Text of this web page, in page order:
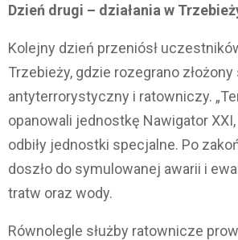
Dzień drugi – działania w
Kolejny dzień przeniósł
Trzebieży, gdzie rozegrano
antyterrorystyczny i ratowniczy.
opanowali jednostkę Nawigator
odbiły jednostki specjalne. Po
doszło do symulowanej awarii i
tratw oraz wody.
Równolegle służby ratownicze